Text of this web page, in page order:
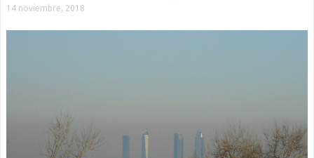
14 noviembre, 2018